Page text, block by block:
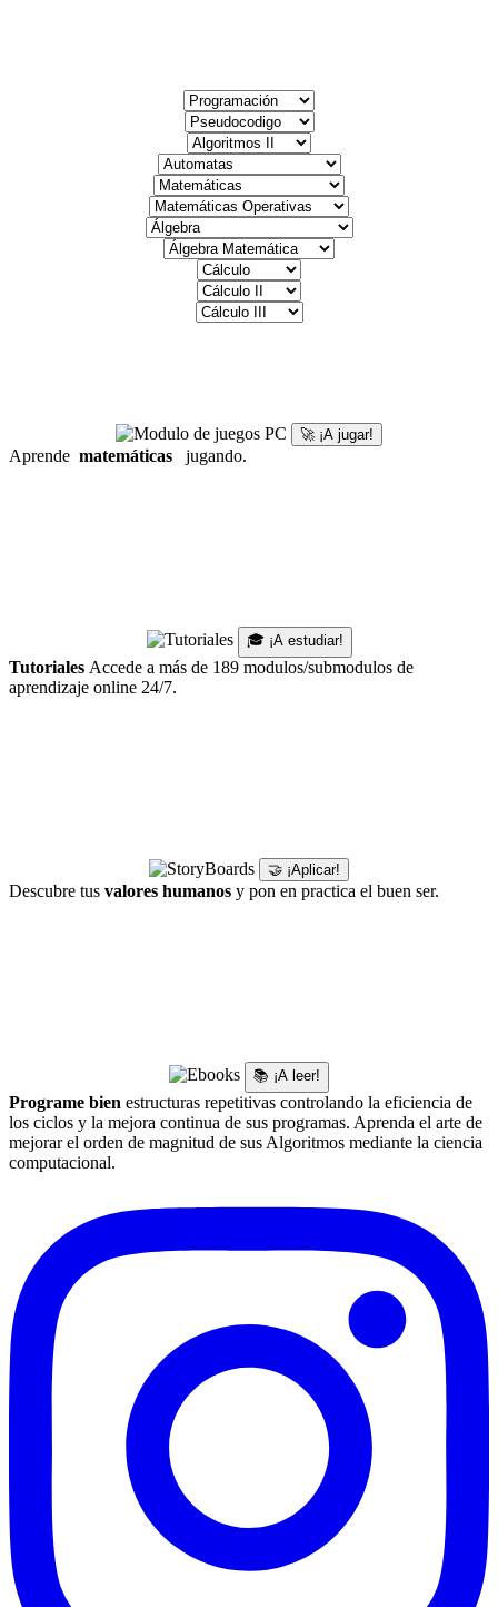
🚀 ¡A jugar!
Aprende matemáticas jugando.
🎓 ¡A estudiar!
Tutoriales Accede a más de 189 modulos/submodulos de
aprendizaje online 24/7.
🤝 ¡Aplicar!
Descubre tus valores humanos y pon en practica el buen ser.
📚 ¡A leer!
Programe bien estructuras repetitivas controlando la eficiencia de
los ciclos y la mejora continua de sus programas. Aprenda el arte de
mejorar el orden de magnitud de sus Algoritmos mediante la ciencia
computacional.